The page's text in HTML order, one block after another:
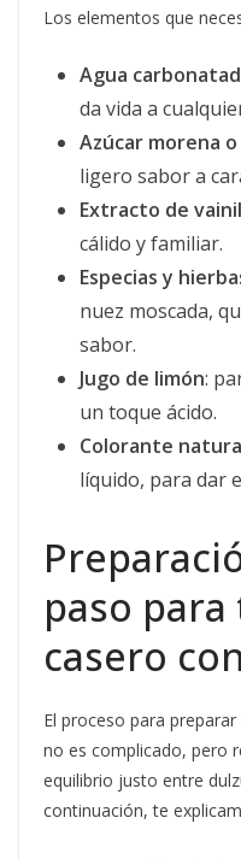
Los elementos que
Agua
da vida a
Azúcar morena
ligero sabor a
Extracto de
cálido y familiar.
Especias y
nuez moscada,
sabor.
Jugo de limón:
un toque ácido.
Colorante
líquido, para dar
paso
casero
El proceso para
no es complicado, pero
equilibrio justo entre
continuación, te